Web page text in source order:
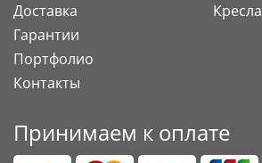
Доставка
Гарантии
Портфолио
Контакты
Кресла
Принимаем к оплате